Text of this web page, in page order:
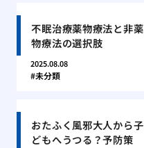
不眠治療薬物療法と非薬
物療法の選択肢
2025.08.08
未分類
おたふく風邪大人から子
どもへうつる？予防策